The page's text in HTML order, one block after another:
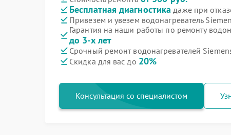
Бесплатная диагностика даже при
Привезем и увезем водонагреватель
Гарантия на наши работы по ремонту
до 3-х лет
Срочный ремонт водонагревателей
Скидка для вас до 20%
Консультация со специалистом